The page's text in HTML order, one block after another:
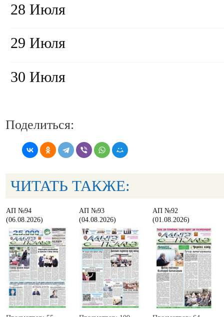
28 Июля
29 Июля
30 Июля
Поделиться:
ЧИТАТЬ ТАКЖЕ:
АП №94
(06.08.2026)
АП №93
(04.08.2026)
АП №92
(01.08.2026)